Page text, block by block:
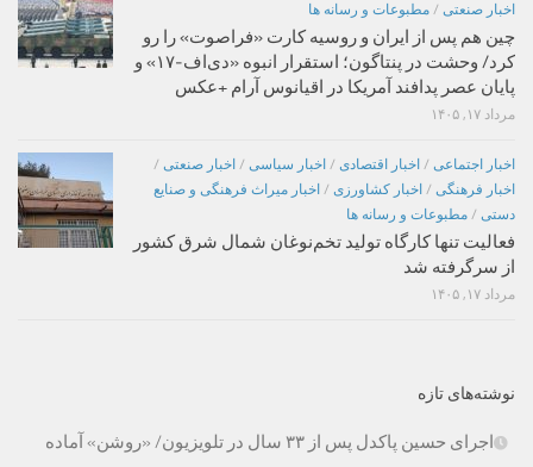
اخبار صنعتی / مطبوعات و رسانه ها
چین هم پس از ایران و روسیه کارت «فراصوت» را رو
کرد/ وحشت در پنتاگون؛ استقرار انبوه «دی‌اف‑۱۷» و
پایان عصر پدافند آمریکا در اقیانوس آرام +عکس
مرداد ۱۷, ۱۴۰۵
اخبار اجتماعی / اخبار اقتصادی / اخبار سیاسی / اخبار صنعتی /
اخبار فرهنگی / اخبار کشاورزی / اخبار میراث فرهنگی و صنایع
دستی / مطبوعات و رسانه ها
فعالیت تنها کارگاه تولید تخم‌نوغان شمال شرق کشور
از سرگرفته شد
مرداد ۱۷, ۱۴۰۵
نوشته‌های تازه
اجرای حسین پاکدل پس از ۳۳ سال در تلویزیون/ «روشن» آماده